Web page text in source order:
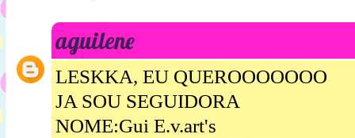
aguilene
LESKKA, EU QUEROOOOOOO
JA SOU SEGUIDORA
NOME:Gui E.v.art's